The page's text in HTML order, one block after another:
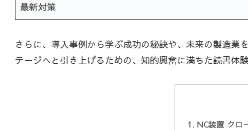
最新対策
さらに、導入事例から学ぶ成功の秘訣や、未来の製造業
テージへと引き上げるための、知的興奮に満ちた読書体
NC装置 クロ